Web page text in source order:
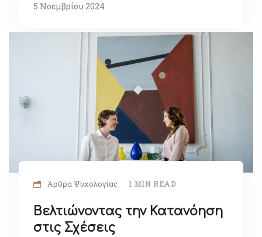
5 Νοεμβρίου 2024
Άρθρα Ψυχολογίας 1 MIN READ
Βελτιώνοντας την Κατανόηση
στις Σχέσεις